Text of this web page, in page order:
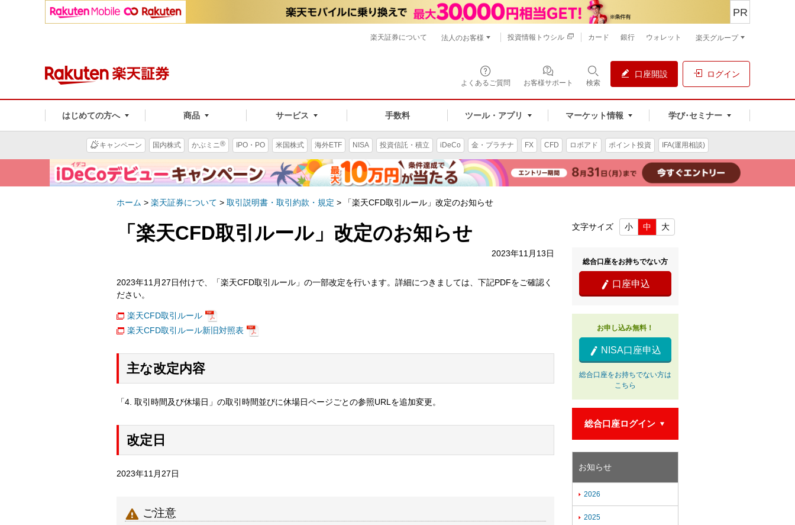
よくあるご質問 お客様サポート 検索
口座開設 ログイン
はじめての方へ 商品 サービス 手数料 ツール・アプリ マーケット情報 学び･セミナー
PR
楽天証券について 法人のお客様 投資情報トウシル カード 銀行 ウォレット 楽天グループ
キャンペーン 国内株式 かぶミニ® IPO・PO 米国株式 海外ETF NISA 投資信託・積立 iDeCo 金・プラチナ FX CFD ロボアド ポイント投資 IFA(運用相談)
ホーム > 楽天証券について > 取引説明書・取引約款・規定 > 「楽天CFD取引ルール」改定のお知らせ
「楽天CFD取引ルール」改定のお知らせ
2023年11月13日
2023年11月27日付けで、「楽天CFD取引ルール」の一部改定を行います。詳細につきましては、下記PDFをご確認く
ださい。
楽天CFD取引ルール
楽天CFD取引ルール新旧対照表
主な改定内容
「4. 取引時間及び休場日」の取引時間並びに休場日ページごとの参照URLを追加変更。
改定日
2023年11月27日
 ご注意
文字サイズ 小 中 大
総合口座をお持ちでない方
 口座申込
お申し込み無料！
 NISA口座申込
総合口座をお持ちでない方は
こちら
総合口座ログイン
お知らせ
 2026
 2025